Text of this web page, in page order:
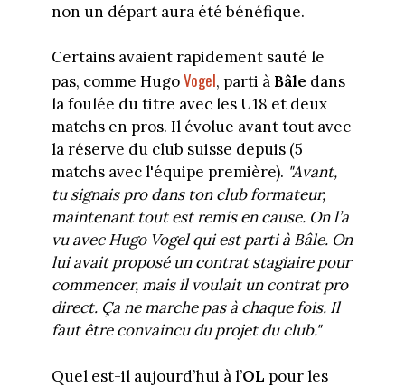
non un départ aura été bénéfique.
Certains avaient rapidement sauté le
pas, comme HugoVogel, parti à Bâle dans
la foulée du titre avec les U18 et deux
matchs en pros. Il évolue avant tout avec
la réserve du club suisse depuis (5
matchs avec l'équipe première). "Avant,
tu signais pro dans ton club formateur,
maintenant tout est remis en cause. On l’a
vu avec Hugo Vogel qui est parti à Bâle. On
lui avait proposé un contrat stagiaire pour
commencer, mais il voulait un contrat pro
direct. Ça ne marche pas à chaque fois. Il
faut être convaincu du projet du club."
Quel est-il aujourd’hui à l’OL pour les